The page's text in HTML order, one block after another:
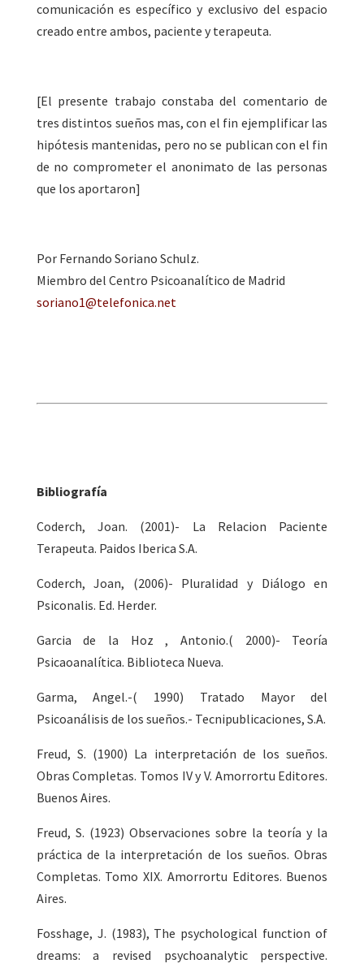
comunicación es específico y exclusivo del espacio
creado entre ambos, paciente y terapeuta.
[El presente trabajo constaba del comentario de
tres distintos sueños mas, con el fin ejemplificar las
hipótesis mantenidas, pero no se publican con el fin
de no comprometer el anonimato de las personas
que los aportaron]
Por Fernando Soriano Schulz.
Miembro del Centro Psicoanalítico de Madrid
soriano1@telefonica.net
Bibliografía
Coderch, Joan. (2001)- La Relacion Paciente
Terapeuta. Paidos Iberica S.A.
Coderch, Joan, (2006)- Pluralidad y Diálogo en
Psiconalis. Ed. Herder.
Garcia de la Hoz , Antonio.( 2000)- Teoría
Psicaoanalítica. Biblioteca Nueva.
Garma, Angel.-( 1990) Tratado Mayor del
Psicoanálisis de los sueños.- Tecnipublicaciones, S.A.
Freud, S. (1900) La interpretación de los sueños.
Obras Completas. Tomos IV y V. Amorrortu Editores.
Buenos Aires.
Freud, S. (1923) Observaciones sobre la teoría y la
práctica de la interpretación de los sueños. Obras
Completas. Tomo XIX. Amorrortu Editores. Buenos
Aires.
Fosshage, J. (1983), The psychological function of
dreams: a revised psychoanalytic perspective.